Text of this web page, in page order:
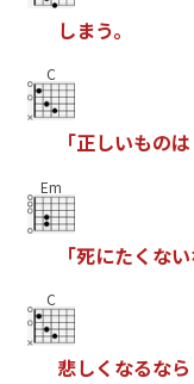
しまう。
C
「正しいものは
Em
「死にたく ない
C
悲しく なるなら